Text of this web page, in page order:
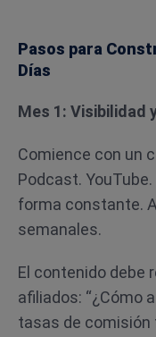
Pasos para
Días
Mes 1: Visibilidad
Comience con un
Podcast.
forma constante.
semanales.
El contenido debe
afiliados: “¿Cómo
tasas de comisión